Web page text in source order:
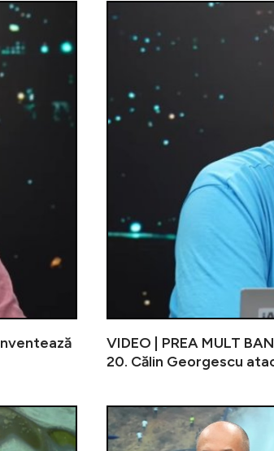
VIDEO | PREA MULT
20. Călin Georgescu
Electrica lansează programul